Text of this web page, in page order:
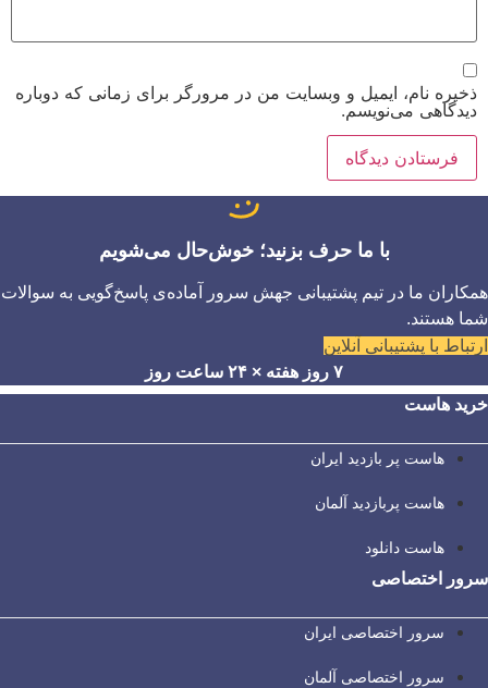
ذخیره نام، ایمیل و وبسایت من در مرورگر برای زمانی که دوباره
دیدگاهی می‌نویسم.
با ما حرف بزنید؛ خوش‌حال می‌شویم
همکاران ما در تیم پشتیبانی جهش سرور آماده‌ی پاسخ‌گویی به سوالات
شما هستند.
ارتباط با پشتیبانی آنلاین
۷ روز هفته × ۲۴ ساعت روز
خرید هاست
هاست پر بازدید ایران
هاست پربازدید آلمان
هاست دانلود
سرور اختصاصی
سرور اختصاصی ایران
سرور اختصاصی آلمان